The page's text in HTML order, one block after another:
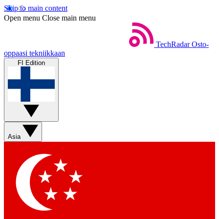
Skip to main content
Open menu Close main menu
TechRadar Osto-
oppaasi tekniikkaan
FI Edition
Asia